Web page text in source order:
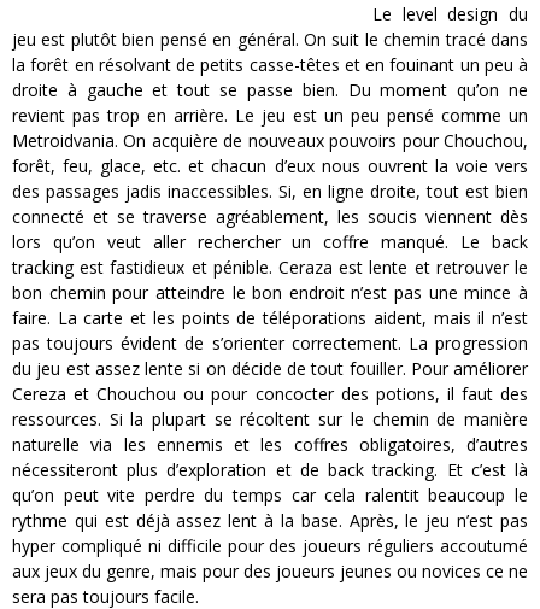
Le level design du
jeu est plutôt bien pensé en général. On suit le chemin tracé dans
la forêt en résolvant de petits casse-têtes et en fouinant un peu à
droite à gauche et tout se passe bien. Du moment qu’on ne
revient pas trop en arrière. Le jeu est un peu pensé comme un
Metroidvania. On acquière de nouveaux pouvoirs pour Chouchou,
forêt, feu, glace, etc. et chacun d’eux nous ouvrent la voie vers
des passages jadis inaccessibles. Si, en ligne droite, tout est bien
connecté et se traverse agréablement, les soucis viennent dès
lors qu’on veut aller rechercher un coffre manqué. Le back
tracking est fastidieux et pénible. Ceraza est lente et retrouver le
bon chemin pour atteindre le bon endroit n’est pas une mince à
faire. La carte et les points de téléporations aident, mais il n’est
pas toujours évident de s’orienter correctement. La progression
du jeu est assez lente si on décide de tout fouiller. Pour améliorer
Cereza et Chouchou ou pour concocter des potions, il faut des
ressources. Si la plupart se récoltent sur le chemin de manière
naturelle via les ennemis et les coffres obligatoires, d’autres
nécessiteront plus d’exploration et de back tracking. Et c’est là
qu’on peut vite perdre du temps car cela ralentit beaucoup le
rythme qui est déjà assez lent à la base. Après, le jeu n’est pas
hyper compliqué ni difficile pour des joueurs réguliers accoutumé
aux jeux du genre, mais pour des joueurs jeunes ou novices ce ne
sera pas toujours facile.